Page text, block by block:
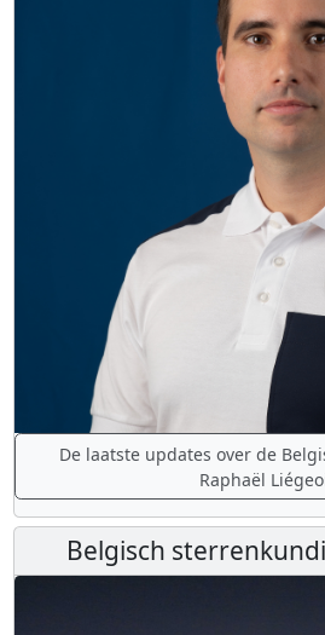
De laatste updates over de
Raphaël
Belgisch